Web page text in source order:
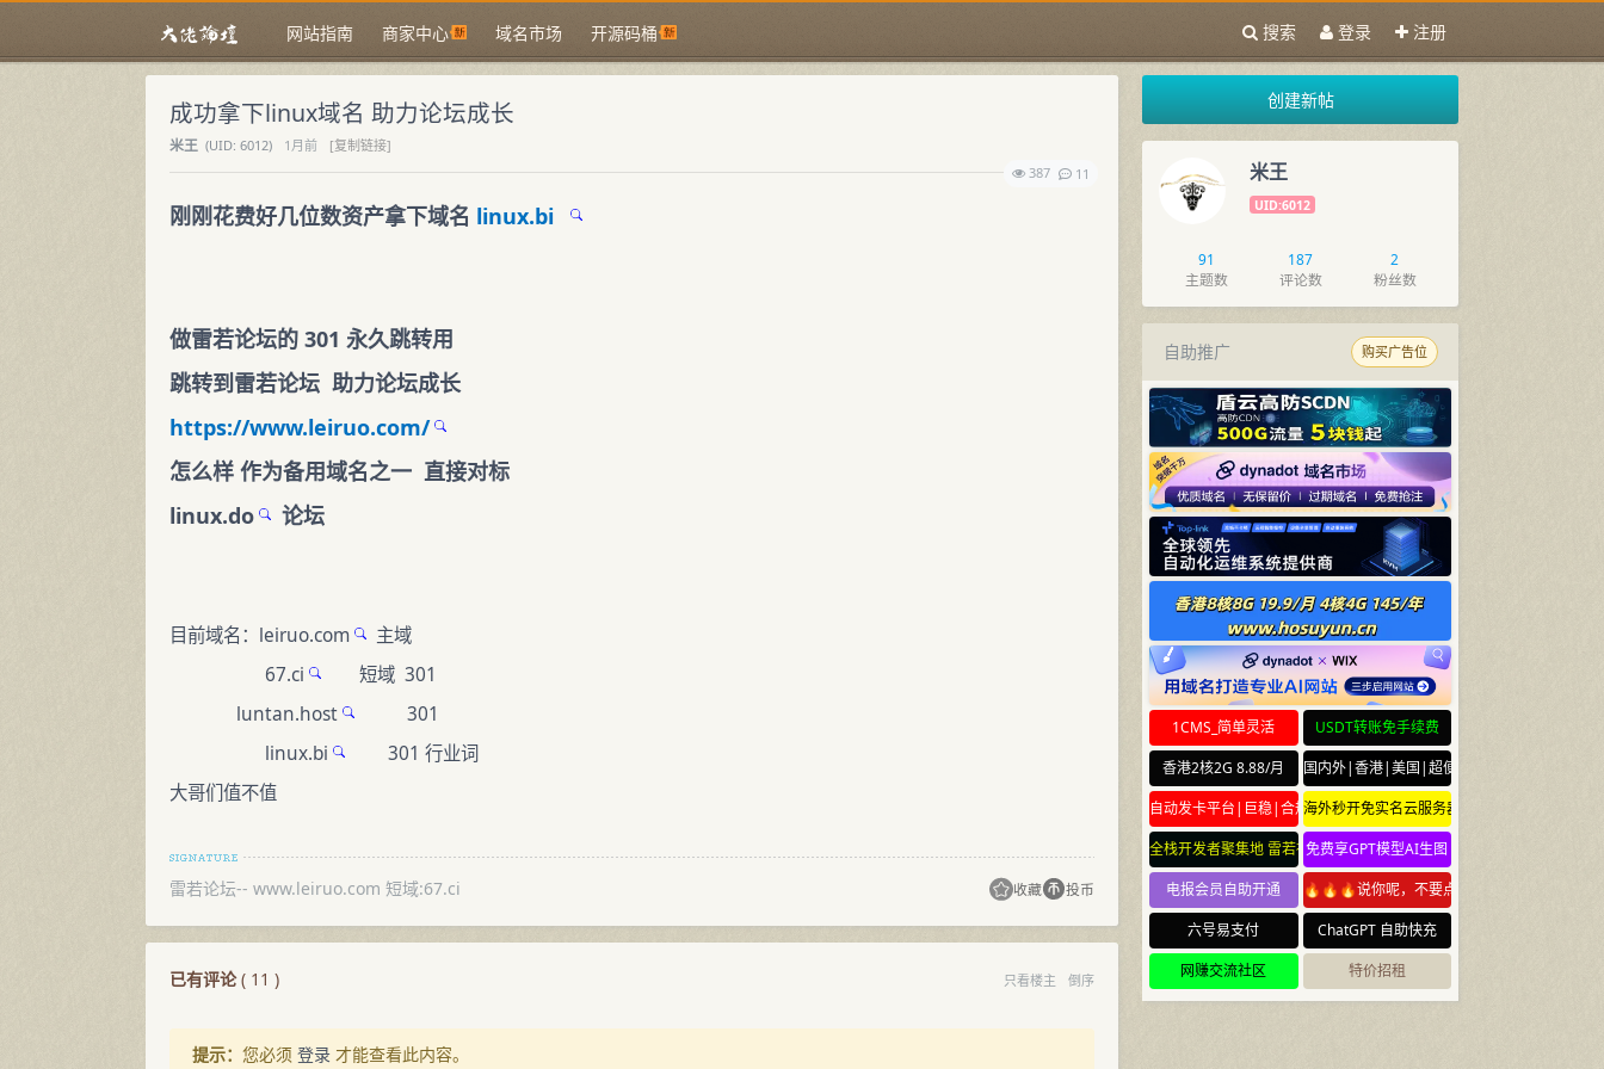
网站指南 商家中心 域名市场 开源码桶 搜索 登录 注册
成功拿下linux域名 助力论坛成长
米王 (UID: 6012) 1月前
[复制链接]
387
11
刚刚花费好几位数资产拿下域名 linux.bi
做雷若论坛的 301 永久跳转用
跳转到雷若论坛 助力论坛成长
https://www.leiruo.com/
怎么样 作为备用域名之一 直接对标
linux.do
论坛
目前域名： leiruo.com
主域
67.ci
短域 301
luntan.host
301
linux.bi
301 行业词
大哥们值不值
雷若论坛-- www.leiruo.com 短域:67.ci 收藏 投币
已有评论( 11 ) 只看楼主 倒序
提示： 您必须 登录 才能查看此内容。
创建新帖
米王
UID:6012
91
主题数
187
评论数
2
粉丝数
自助推广 购买广告位
1CMS_简单灵活
USDT转账免手续费
香港2核2G 8.88/月
国内外|香港|美国|超便宜云服务器
自动发卡平台|巨稳|合规海外秒开免实名云服务器
全栈开发者聚集地 雷若社区 leiruo.com
免费享GPT模型AI生图
电报会员自助开通
🔥🔥🔥说你呢，不要点🔥🔥🔥
六号易支付
ChatGPT 自助快充
网赚交流社区
特价招租